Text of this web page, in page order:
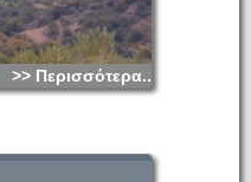
>> Περισσότερα...